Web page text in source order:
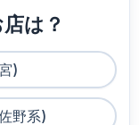
は？
)
野系)